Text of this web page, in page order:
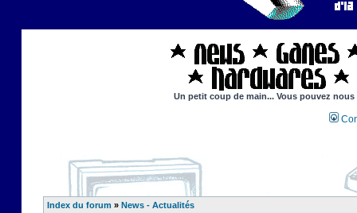
Un petit coup de main... Vous pouvez
Index du forum » News - Actualités